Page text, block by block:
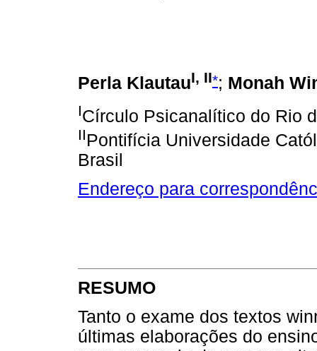
Perla KlautauI, II*; Monah
ICírculo Psicanalítico do Rio
IIPontifícia Universidade
Brasil
Endereço para
RESUMO
Tanto o exame dos textos
últimas elaborações do